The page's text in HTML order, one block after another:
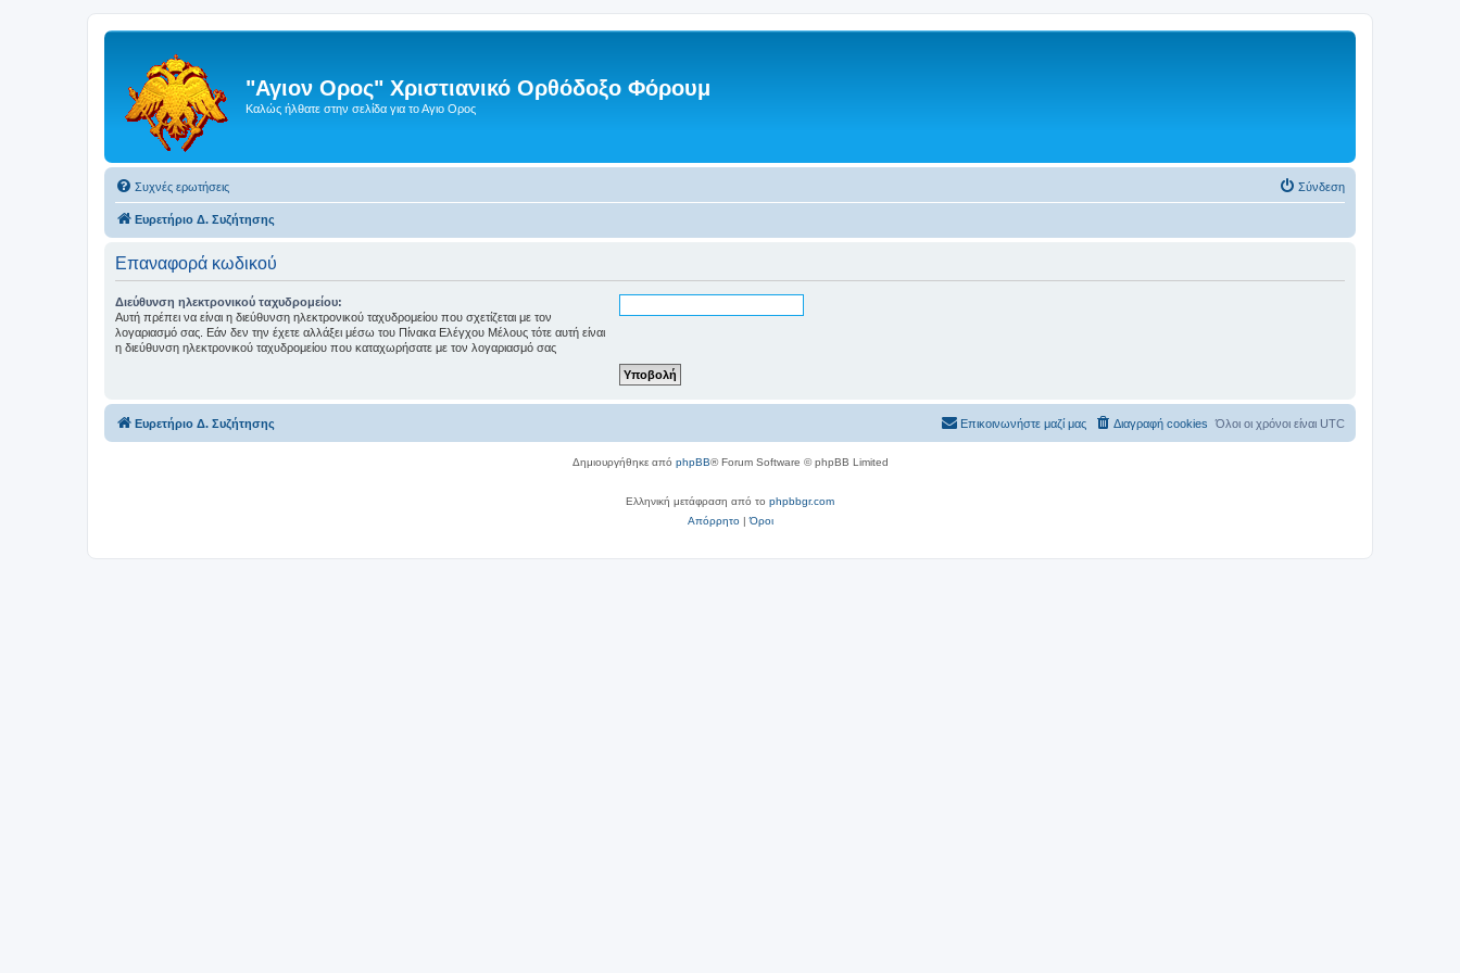
"Αγιον Ορος" Χριστιανικό Ορθόδοξο Φόρουμ
Καλώς ήλθατε στην σελίδα για το Αγιο Ορος
Συχνές ερωτήσεις Σύνδεση
Ευρετήριο Δ. Συζήτησης
Επαναφορά κωδικού
Διεύθυνση ηλεκτρονικού ταχυδρομείου:
Αυτή πρέπει να είναι η διεύθυνση ηλεκτρονικού ταχυδρομείου που σχετίζεται με τον
λογαριασμό σας. Εάν δεν την έχετε αλλάξει μέσω του Πίνακα Ελέγχου Μέλους τότε αυτή είναι
η διεύθυνση ηλεκτρονικού ταχυδρομείου που καταχωρήσατε με τον λογαριασμό σας
Ευρετήριο Δ. Συζήτησης Όλοι οι χρόνοι είναι UTC
Διαγραφή cookies
Επικοινωνήστε μαζί μας
Δημιουργήθηκε από phpBB® Forum Software © phpBB Limited
Ελληνική μετάφραση από το phpbbgr.com
Απόρρητο|Όροι